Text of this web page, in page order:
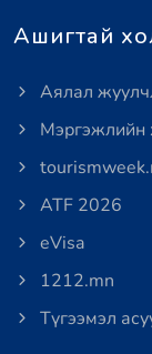
Ашигтай
Аялал
Мэргэжлийн
ATF 2026
eVisa
1212.mn
Түгээмэл